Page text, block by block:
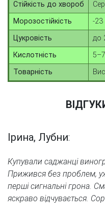
Стійкість до хвороб
Морозостійкість
-23
Цукровість
до
Кислотність
Товарність
Ірина, Лубни:
Купували саджанці
Прижився без проблем,
перші сигнальні грона.
яскраво відчувається.